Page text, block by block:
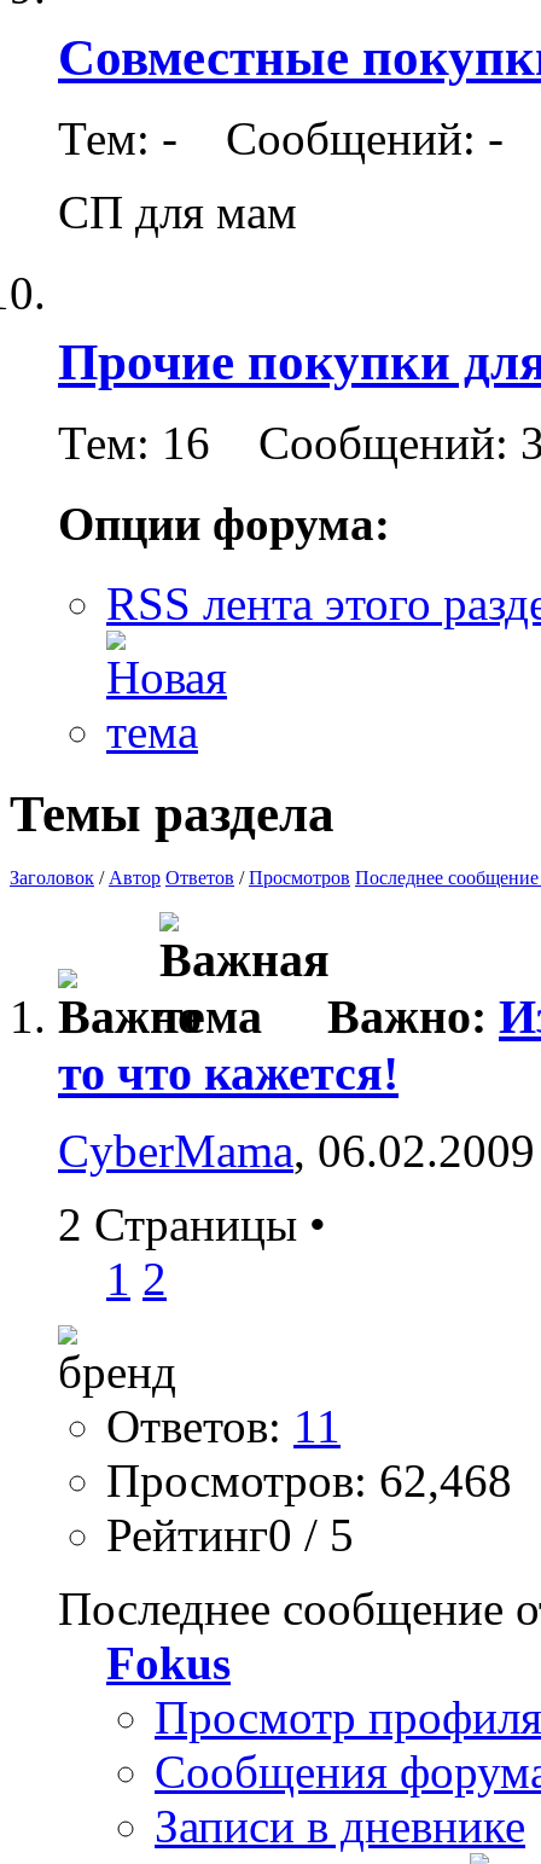
Совместные
Тем: - Сообщений: -
СП для мам
Прочие покупки
Тем: 16 Сообщений:
Опции форума:
RSS лента этого
Темы раздела
Заголовок / Автор Ответов /Просмотров Последнее сообщение
Важно:
то что кажется!
CyberMama,
2 Страницы •
1 2
Ответов: 11
Просмотров: 62,468
Рейтинг0 / 5
Последнее сообщение
Fokus
Просмотр профиля
Сообщения
Записи в дневнике